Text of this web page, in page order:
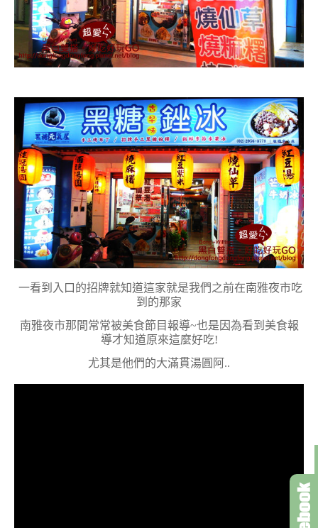
一看到入口的招牌就知道這家就是我們之前在南雅夜市吃
到的那家
南雅夜市那間常常被美食節目報導~也是因為看到美食報
導才知道原來這麼好吃!
尤其是他們的大滿貫湯圓阿..